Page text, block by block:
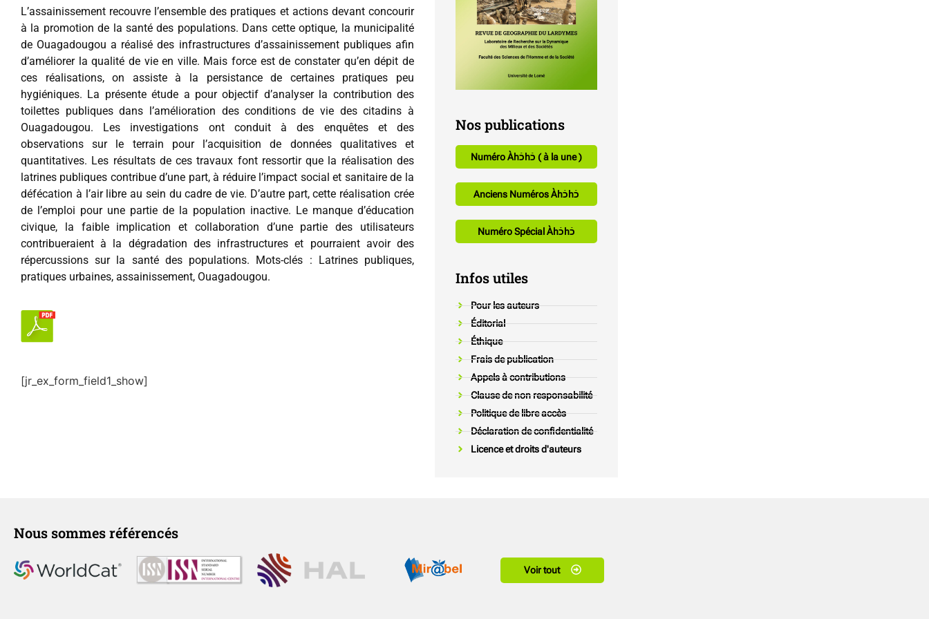
L’assainissement recouvre l’ensemble des pratiques et actions devant concourir
à la promotion de la santé des populations. Dans cette optique, la municipalité
de Ouagadougou a réalisé des infrastructures d’assainissement publiques afin
d’améliorer la qualité de vie en ville. Mais force est de constater qu’en dépit de
ces réalisations, on assiste à la persistance de certaines pratiques peu
hygiéniques. La présente étude a pour objectif d’analyser la contribution des
toilettes publiques dans l’amélioration des conditions de vie des citadins à
Ouagadougou. Les investigations ont conduit à des enquêtes et des
observations sur le terrain pour l’acquisition de données qualitatives et
quantitatives. Les résultats de ces travaux font ressortir que la réalisation des
latrines publiques contribue d’une part, à réduire l’impact social et sanitaire de la
défécation à l’air libre au sein du cadre de vie. D’autre part, cette réalisation crée
de l’emploi pour une partie de la population inactive. Le manque d’éducation
civique, la faible implication et collaboration d’une partie des utilisateurs
contribueraient à la dégradation des infrastructures et pourraient avoir des
répercussions sur la santé des populations. Mots-clés : Latrines publiques,
pratiques urbaines, assainissement, Ouagadougou.
[jr_ex_form_field1_show]
Nos publications
Numéro Àhכֿhכֿ ( à la une )
Anciens Numéros Àhכֿhכֿ
Numéro Spécial Àhכֿhכֿ
Infos utiles
Pour les auteurs
Éditorial
Éthique
Frais de publication
Appels à contributions
Clause de non responsabilité
Politique de libre accès
Déclaration de confidentialité
Licence et droits d'auteurs
Nous sommes référencés
Voir tout